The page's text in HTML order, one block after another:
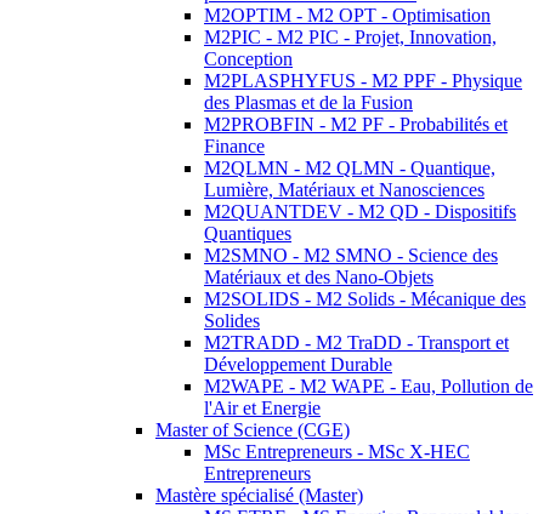
M2OPTIM - M2 OPT - Optimisation
M2PIC - M2 PIC - Projet, Innovation,
Conception
M2PLASPHYFUS - M2 PPF - Physique
des Plasmas et de la Fusion
M2PROBFIN - M2 PF - Probabilités et
Finance
M2QLMN - M2 QLMN - Quantique,
Lumière, Matériaux et Nanosciences
M2QUANTDEV - M2 QD - Dispositifs
Quantiques
M2SMNO - M2 SMNO - Science des
Matériaux et des Nano-Objets
M2SOLIDS - M2 Solids - Mécanique des
Solides
M2TRADD - M2 TraDD - Transport et
Développement Durable
M2WAPE - M2 WAPE - Eau, Pollution de
l'Air et Energie
Master of Science (CGE)
MSc Entrepreneurs - MSc X-HEC
Entrepreneurs
Mastère spécialisé (Master)